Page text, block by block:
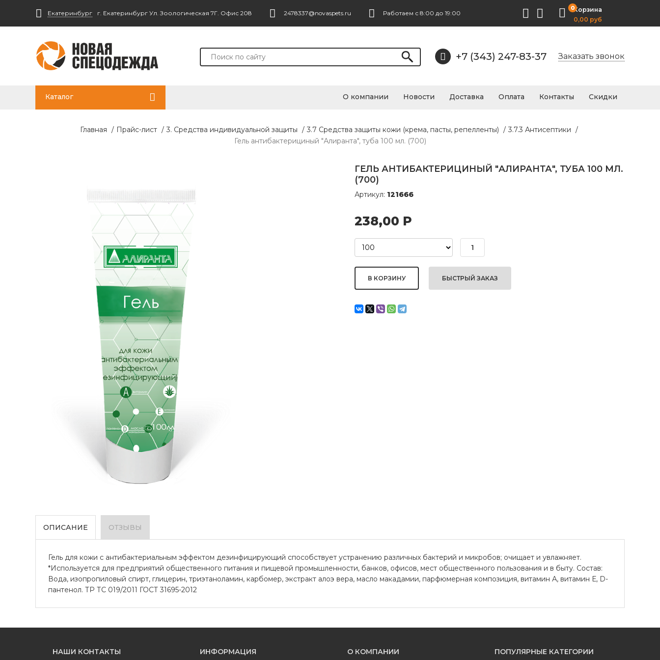
Екатеринбург г. Екатеринбург Ул. Зоологическая 7Г. Офис 208 2478337@novaspets.ru Работаем с 8:00 до 19:00
0Корзина
0,00 руб
+7 (343) 247-83-37 Заказать звонок
Каталог О компании Новости Доставка Оплата Контакты Скидки
Главная / Прайс-лист / 3. Средства индивидуальной защиты / 3.7 Средства защиты кожи (крема, пасты, репелленты) / 3.7.3 Антисептики /
Гель антибактерициный "Алиранта", туба 100 мл. (700)
ГЕЛЬ АНТИБАКТЕРИЦИНЫЙ "АЛИРАНТА", ТУБА 100 МЛ.
(700)
Артикул: 121666
238,00 Р
БЫСТРЫЙ ЗАКАЗ
ОПИСАНИЕ ОТЗЫВЫ
Гель для кожи с антибактериальным эффектом дезинфицирующий способствует устранению различных бактерий и микробов; очищает и увлажняет.
*Используется для предприятий общественного питания и пищевой промышленности, банков, офисов, мест общественного пользования и в быту. Состав:
Вода, изопропиловый спирт, глицерин, триэтаноламин, карбомер, экстракт алоэ вера, масло макадамии, парфюмерная композиция, витамин А, витамин Е, D-
пантенол. ТР ТС 019/2011 ГОСТ 31695-2012
НАШИ КОНТАКТЫ ИНФОРМАЦИЯ О КОМПАНИИ ПОПУЛЯРНЫЕ КАТЕГОРИИ